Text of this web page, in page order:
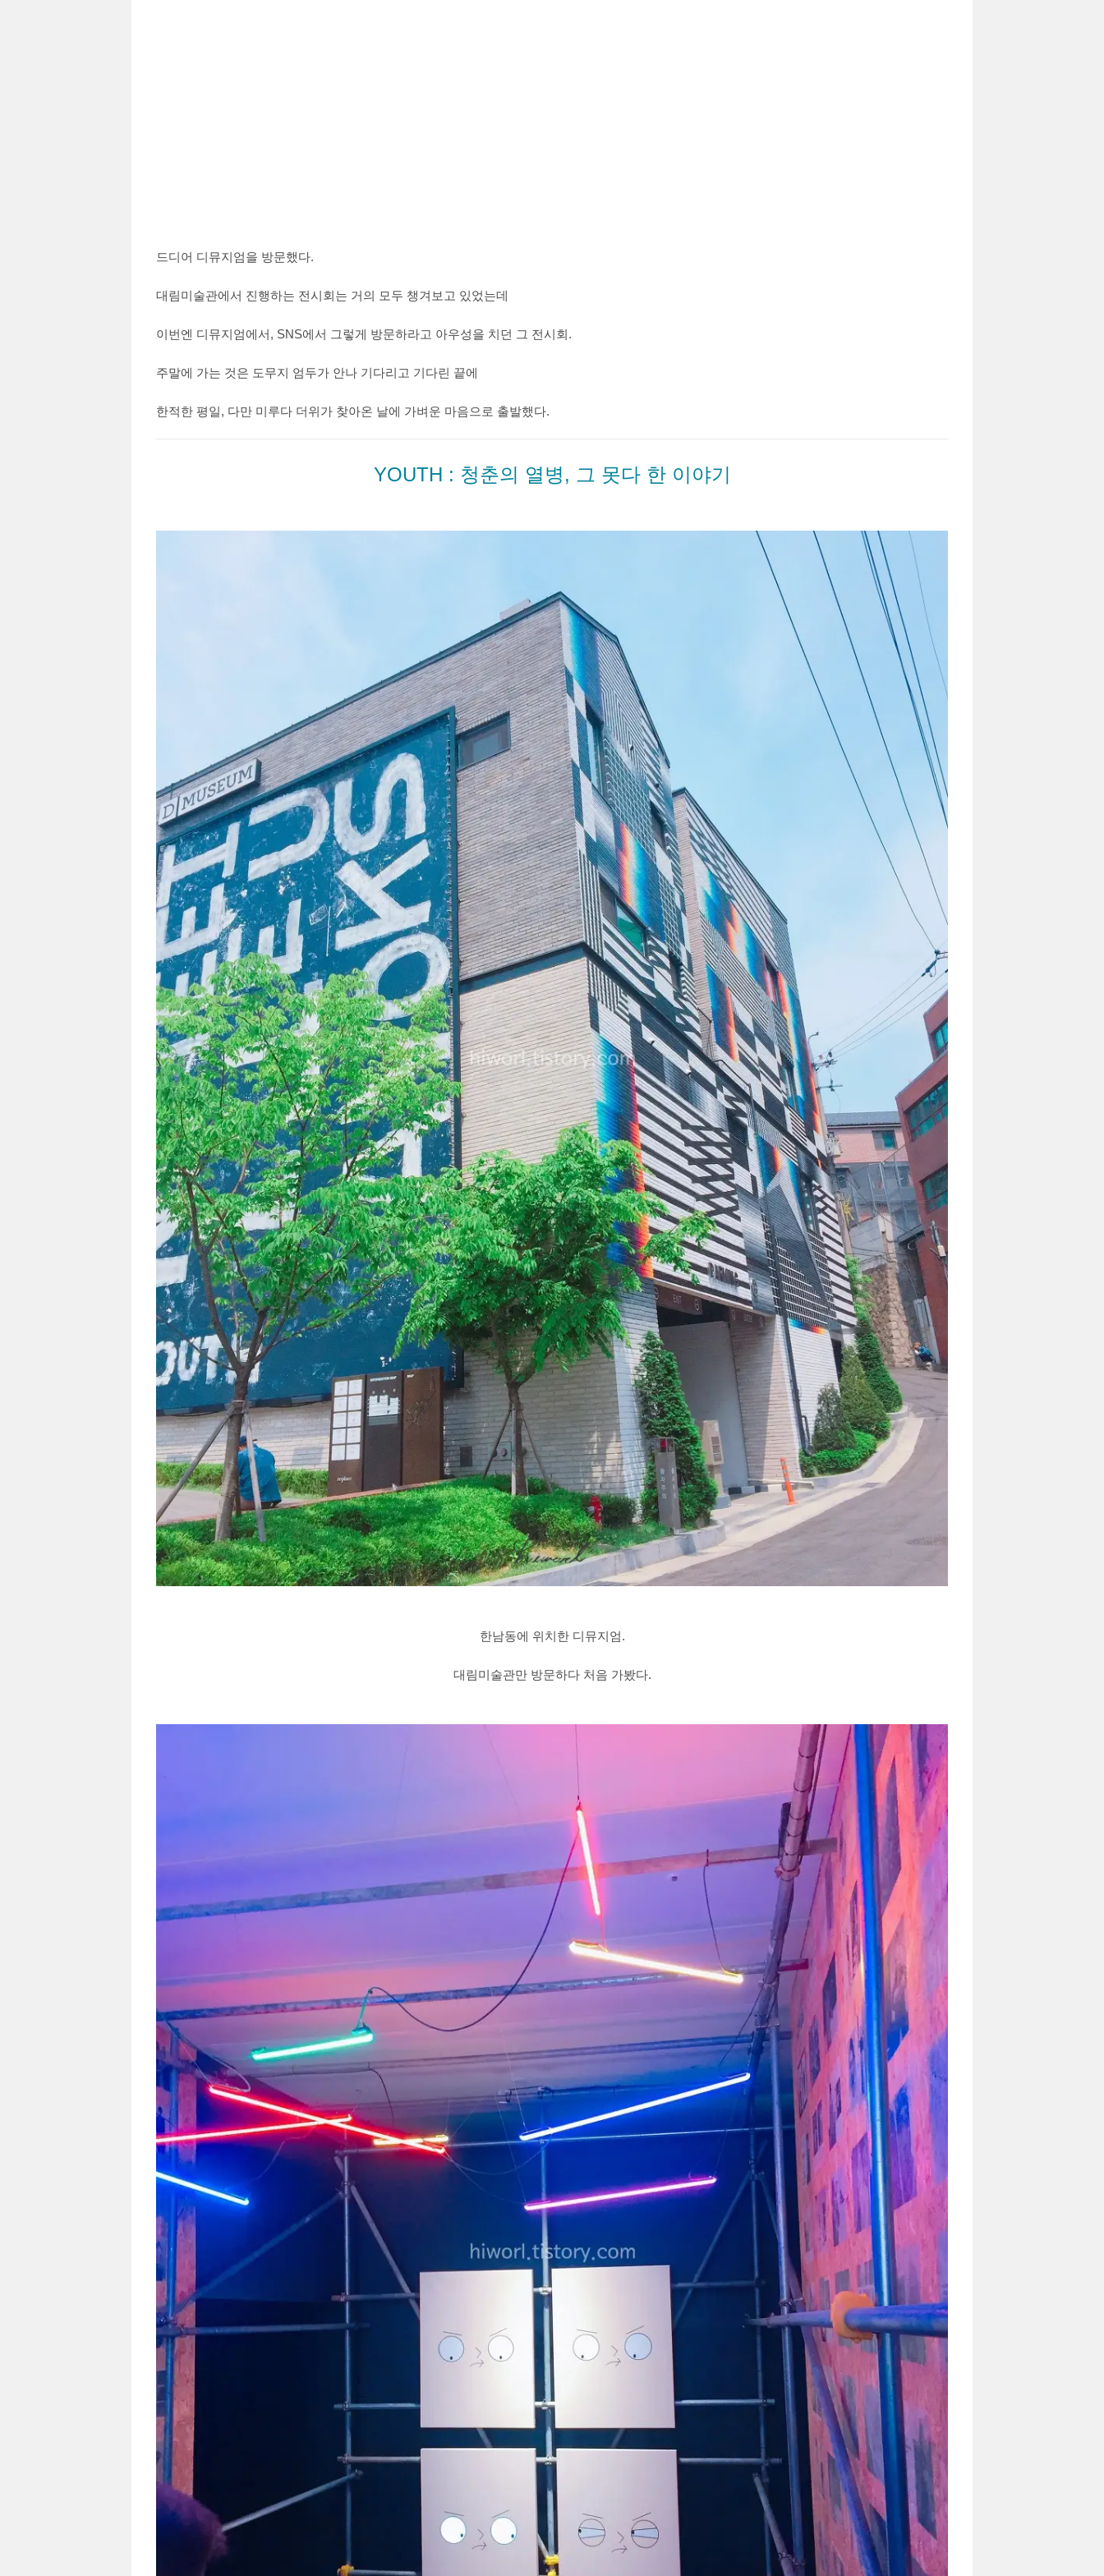
드디어 디뮤지엄을 방문했다.
대림미술관에서 진행하는 전시회는 거의 모두 챙겨보고 있었는데
이번엔 디뮤지엄에서, SNS에서 그렇게 방문하라고 아우성을 치던 그 전시회.
주말에 가는 것은 도무지 엄두가 안나 기다리고 기다린 끝에
한적한 평일, 다만 미루다 더위가 찾아온 날에 가벼운 마음으로 출발했다.
YOUTH : 청춘의 열병, 그 못다 한 이야기
한남동에 위치한 디뮤지엄.
대림미술관만 방문하다 처음 가봤다.